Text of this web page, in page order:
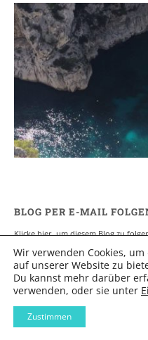
Ein Campervan
BLOG PER E-MAIL
Klicke hier, um diesem Blog zu
E-
MAIL-
ADRESSE
Abonnieren
Wir verwenden Cookies,
auf unserer Website zu
Du kannst mehr darüber
verwenden, oder sie unter
Zustimmen